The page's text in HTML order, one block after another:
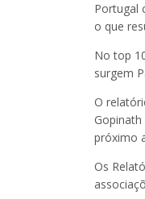
Portugal
o que
No top
surgem
O
próximo
Os